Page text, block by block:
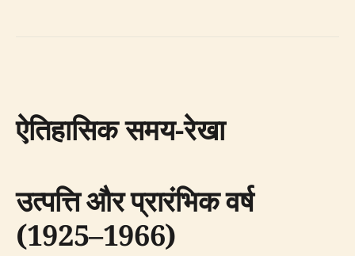
ऐतिहासिक समय-रेखा
उत्पत्ति और प्रारंभिक वर्ष
(1925–1966)